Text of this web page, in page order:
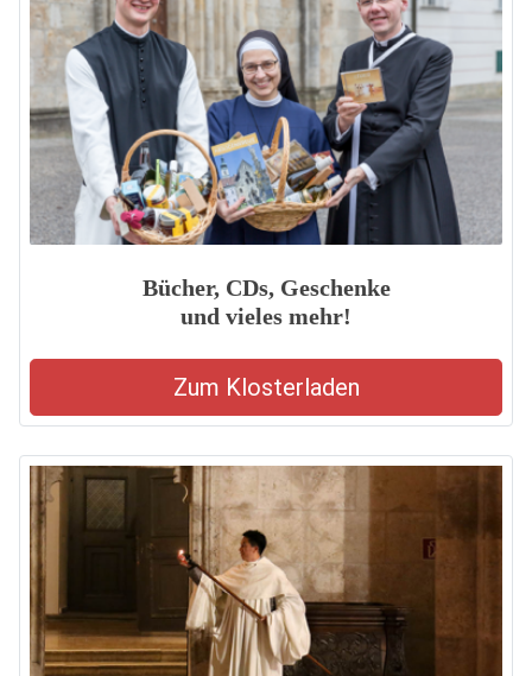
Bücher, CDs, Geschenke
und vieles mehr!
Zum Klosterladen